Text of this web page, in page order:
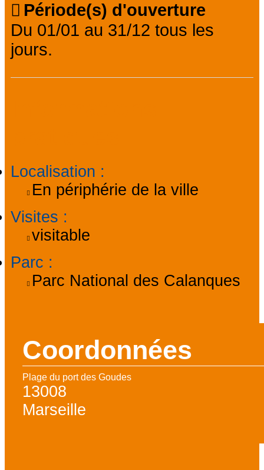
Période(s) d'ouverture
Du 01/01 au 31/12 tous les
jours.
Localisation :
En périphérie de la ville
Visites :
visitable
Parc :
Parc National des Calanques
Coordonnées
Plage du port des Goudes
13008
Marseille